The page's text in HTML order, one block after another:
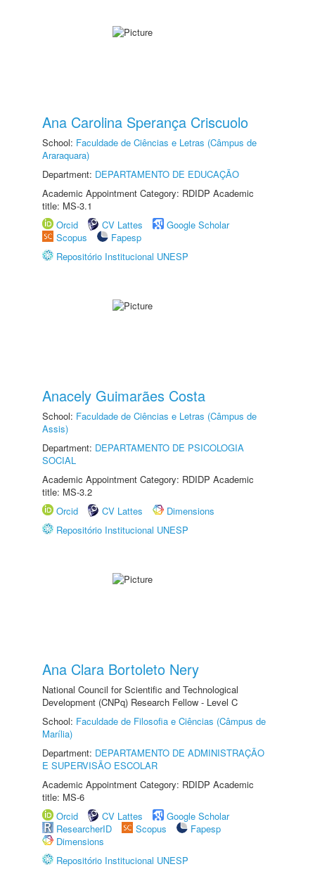
Ana Carolina Sperança Criscuolo
School: Faculdade de Ciências e Letras (Câmpus de
Araraquara)
Department: DEPARTAMENTO DE EDUCAÇÃO
Academic Appointment Category: RDIDP Academic
title: MS-3.1
Orcid
CV Lattes
Google Scholar
Scopus
Fapesp
Repositório Institucional UNESP
Anacely Guimarães Costa
School: Faculdade de Ciências e Letras (Câmpus de
Assis)
Department: DEPARTAMENTO DE PSICOLOGIA
SOCIAL
Academic Appointment Category: RDIDP Academic
title: MS-3.2
Orcid
CV Lattes
Dimensions
Repositório Institucional UNESP
Ana Clara Bortoleto Nery
National Council for Scientific and Technological
Development (CNPq) Research Fellow - Level C
School: Faculdade de Filosofia e Ciências (Câmpus de
Marília)
Department: DEPARTAMENTO DE ADMINISTRAÇÃO
E SUPERVISÃO ESCOLAR
Academic Appointment Category: RDIDP Academic
title: MS-6
Orcid
CV Lattes
Google Scholar
ResearcherID
Scopus
Fapesp
Dimensions
Repositório Institucional UNESP